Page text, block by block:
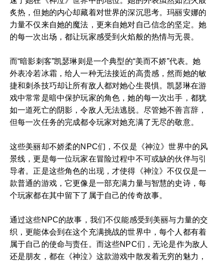
炙热，但她的内心却藏着对世界的深沉思考。玛丽安娜的
力量不仅来自她的魔法，更来自她对自己信念的坚定。她
的每一次出场，都让玩家感受到火焰般的热情与无畏。
而“暗影刺客”凯瑟琳则是一个典型的“美而不娇”代表。她
外表冷若冰霜，给人一种无法接近的高贵感，然而她的敏
捷和刺杀技巧却让所有敌人都对她心生畏惧。凯瑟琳在游
戏中常常是暗中保护玩家的角色，她的每一次出手，都犹
如一道死亡的阴影，令敌人无法逃脱。尽管她不善言辞，
但每一次任务的完成都令玩家对她充满了无尽的敬意。
这些美丽却不娇柔的NPC们，不仅是《神泣》世界中的风
景线，更是每一位玩家在冒险过程中不可或缺的伙伴与引
导者。正是这些角色的出现，才使得《神泣》不仅仅是一
款普通的游戏，它更像是一部充满力量与智慧的史诗，每
个玩家都在其中留下了属于自己的传奇故事。
通过这些NPC的故事，我们不仅能感受到美丽与力量的交
织，更能体会到在这个充满挑战的世界中，每个人都有着
属于自己的使命与责任。而这些NPC们，无论是作为敌人
还是朋友，都在《神泣》这款游戏中散发着无穷的魅力，